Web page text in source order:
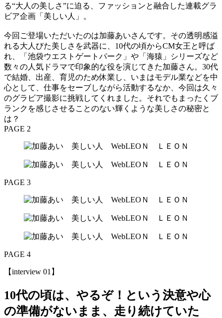
る“大人の美しさ”に迫る、ファッションと融合した連載グラ
ビア企画「美しい人」。
今回ご登場いただいたのは加藤あいさんです。その透明感溢
れる大人びた美しさを武器に、10代の頃からCM女王と呼ば
れ、「池袋ウエストゲートパーク」や「海猿」シリーズなど
数々の人気ドラマで印象的な役を演じてきた加藤さん。30代
で結婚、出産、育児のため休業し、いまはモデル業などを中
心として、仕事をセーブしながら活動するなか、今回は久々
のグラビア撮影に挑戦してくれました。それでもまったくブ
ランクを感じさせることのない輝くような美しさの秘密と
は？
PAGE 2
PAGE 3
PAGE 4
【interview 01】
10代の頃は、やるぞ！という決意や心
の準備がないまま、走り続けていた